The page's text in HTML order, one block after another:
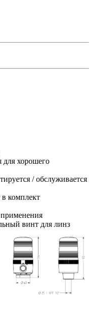
для хорошего
/ обслуживается
в комплект
винт для линз